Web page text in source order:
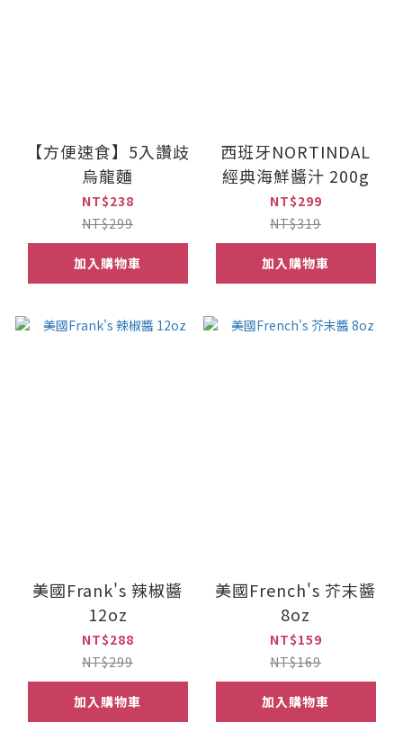
【方便速食】5入讚歧
烏龍麵
NT$238
NT$299
加入購物車
西班牙NORTINDAL
經典海鮮醬汁 200g
NT$299
NT$319
加入購物車
美國Frank's 辣椒醬
12oz
NT$288
NT$299
加入購物車
美國French's 芥末醬
8oz
NT$159
NT$169
加入購物車